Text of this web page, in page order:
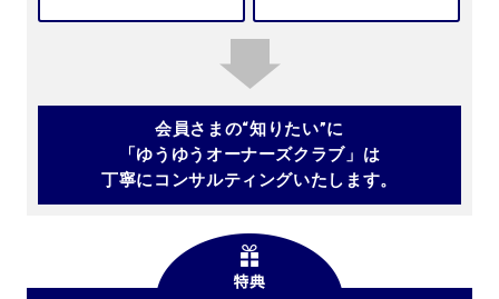
会員さまの“知りたい”に
「ゆうゆうオーナーズクラブ」は
丁寧にコンサルティングいたします。